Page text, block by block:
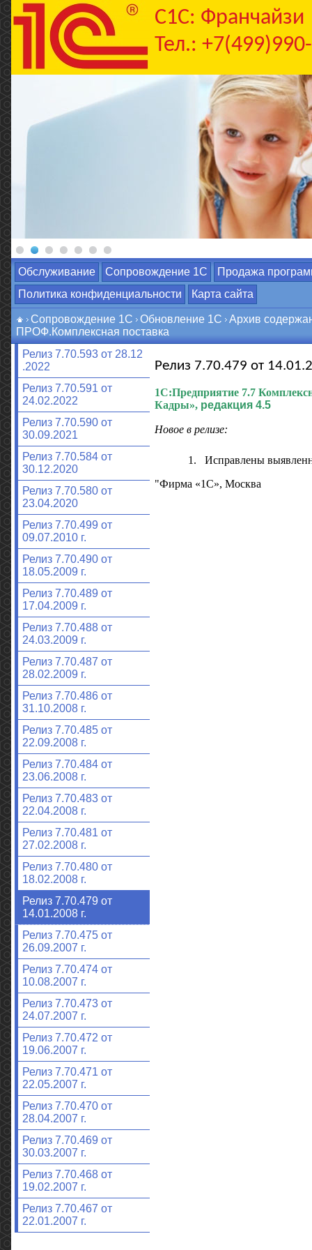
C1С: Франчайзи
Тел.:
Обслуживание Сопровождение 1С
Продажа
Политика конфиденциальности
Карта сайта
Сопровождение 1С Обновление 1С
Архив
ПРОФ.Комплексная поставка
Релиз 7.70.593 от 28.12
.2022
Релиз 7.70.591 от
24.02.2022
Релиз 7.70.590 от
30.09.2021
Релиз 7.70.584 от
30.12.2020
Релиз 7.70.580 от
23.04.2020
Релиз 7.70.499 от
09.07.2010 г.
Релиз 7.70.490 от
18.05.2009 г.
Релиз 7.70.489 от
17.04.2009 г.
Релиз 7.70.488 от
24.03.2009 г.
Релиз 7.70.487 от
28.02.2009 г.
Релиз 7.70.486 от
31.10.2008 г.
Релиз 7.70.485 от
22.09.2008 г.
Релиз 7.70.484 от
23.06.2008 г.
Релиз 7.70.483 от
22.04.2008 г.
Релиз 7.70.481 от
27.02.2008 г.
Релиз 7.70.480 от
18.02.2008 г.
Релиз 7.70.479 от
14.01.2008 г.
Релиз 7.70.475 от
26.09.2007 г.
Релиз 7.70.474 от
10.08.2007 г.
Релиз 7.70.473 от
24.07.2007 г.
Релиз 7.70.472 от
19.06.2007 г.
Релиз 7.70.471 от
22.05.2007 г.
Релиз 7.70.470 от
28.04.2007 г.
Релиз 7.70.469 от
30.03.2007 г.
Релиз 7.70.468 от
19.02.2007 г.
Релиз 7.70.467 от
22.01.2007 г.
Релиз 7.70.479 от
1С:Предприятие 7.7
Кадры», редакция 4.5
Новое в релизе:
1.
Исправлены
"Фирма «1С», Москва